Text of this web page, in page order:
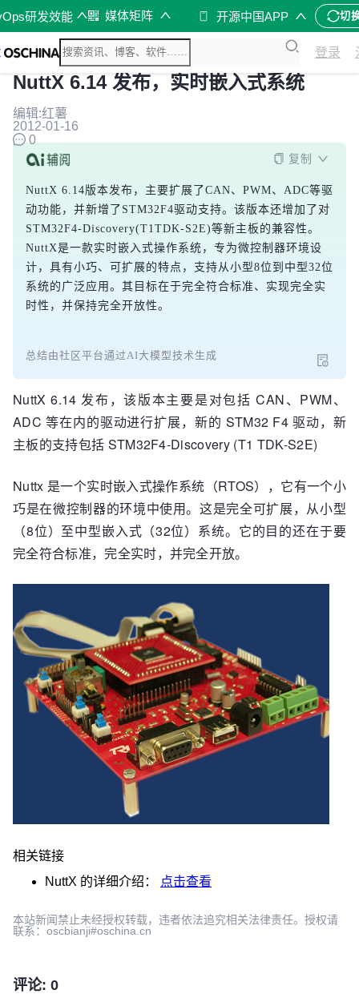
研发效能 媒体矩阵 开源中国APP 切
登录
NuttX 6.14 发布，实时嵌入式系统
编辑:红薯
2012-01-16
0
复制
NuttX 6.14版本发布，主要扩展了CAN、PWM、ADC等驱
动功能，并新增了STM32F4驱动支持。该版本还增加了对
STM32F4-Discovery(T1TDK-S2E)等新主板的兼容性。
NuttX是一款实时嵌入式操作系统，专为微控制器环境设
计，具有小巧、可扩展的特点，支持从小型8位到中型32位
系统的广泛应用。其目标在于完全符合标准、实现完全实
时性，并保持完全开放性。
总结由社区平台通过AI大模型技术生成
NuttX 6.14 发布，该版本主要是对包括 CAN、PWM、
ADC 等在内的驱动进行扩展，新的 STM32 F4 驱动，新
主板的支持包括 STM32F4-Discovery (T1 TDK-S2E)
Nuttx 是一个实时嵌入式操作系统（RTOS），它有一个小
巧是在微控制器的环境中使用。这是完全可扩展，从小型
（8位）至中型嵌入式（32位）系统。它的目的还在于要
完全符合标准，完全实时，并完全开放。
相关链接
NuttX 的详细介绍： 点击查看
本站新闻禁止未经授权转载，违者依法追究相关法律责任。授权请
联系：oscbianji#oschina.cn
评论: 0